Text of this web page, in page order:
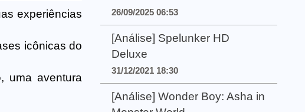
experiências
icônicas do
uma aventura
26/09/2025 06:53
[Análise] Spelunker HD
Deluxe
31/12/2021 18:30
[Análise] Wonder Boy: Asha in